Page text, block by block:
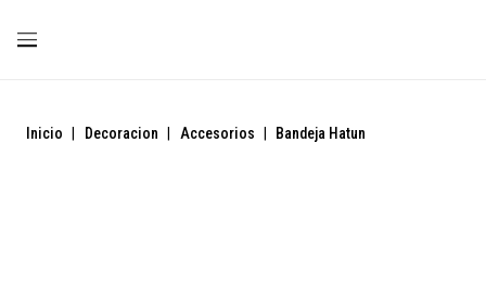
Inicio Decoracion Accesorios Bandeja Hatun